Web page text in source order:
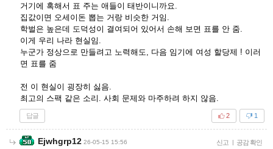
거기에 혹해서 표 주는 애들이 태반이니까요.
집값이면 오세이돈 뽑는 거랑 비슷한 거임.
학벌은 높은데 도덕성이 결여되어 있어서 손해 보면 표를 안 줌.
이게 우리 나라 현실임.
누군가 정상으로 만들려고 노력해도, 다음 임기에 여성 할당제 ! 이러
면 표를 줌
전 이 현실이 굉장히 싫음.
최고의 스팩 같은 소리. 사회 문제와 마주하려 하지 않음.
답글 1
2
Ejwhgrp12 26-05-15 15:56 신고 | 공감 확인